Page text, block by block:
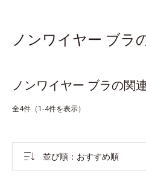
ノンワイヤー ブラ
ノンワイヤー ブラの関
全4件（1-4件を表示）
並び順 おすすめ順